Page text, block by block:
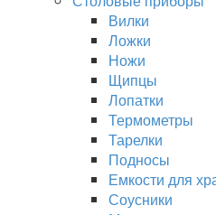
Вилки
Ложки
Ножи
Щипцы
Лопатки
Термометры
Тарелки
Подносы
Емкости для
Соусники